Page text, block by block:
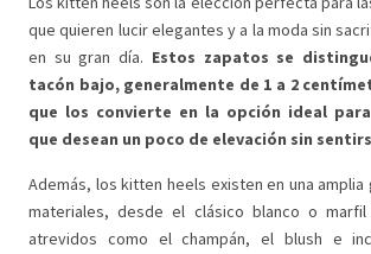
que quieren lucir elegantes y a la moda sin
en su gran día. Estos zapatos se
tacón bajo, generalmente de 1 a 2
que los convierte en la opción ideal
que desean un poco de elevación sin
Además, los kitten heels existen en una
materiales, desde el clásico blanco o
atrevidos como el champán, el blush e